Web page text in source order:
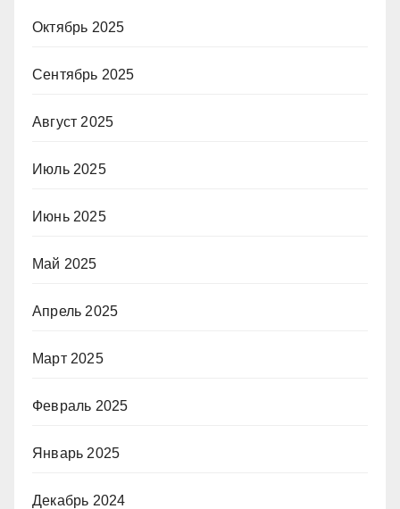
Октябрь 2025
Сентябрь 2025
Август 2025
Июль 2025
Июнь 2025
Май 2025
Апрель 2025
Март 2025
Февраль 2025
Январь 2025
Декабрь 2024